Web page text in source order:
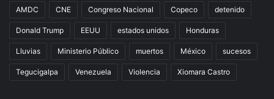
AMDC CNE Congreso Nacional Copeco detenido
Donald Trump EEUU estados unidos Honduras
Lluvias Ministerio Público muertos México sucesos
Tegucigalpa Venezuela Violencia Xiomara Castro